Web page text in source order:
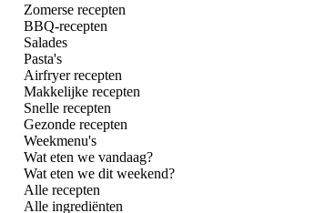
Zomerse recepten
BBQ-recepten
Salades
Pasta's
Airfryer recepten
Makkelijke recepten
Snelle recepten
Gezonde recepten
Weekmenu's
Wat eten we vandaag?
Wat eten we dit weekend?
Alle recepten
Alle ingrediënten